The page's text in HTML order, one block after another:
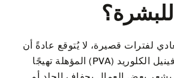
لفترات قصيرة، لا يُتوقع عادةً أن
تسبب ألياف البولي فينيل الكلوريد (PVA) المؤهلة تهيجًا